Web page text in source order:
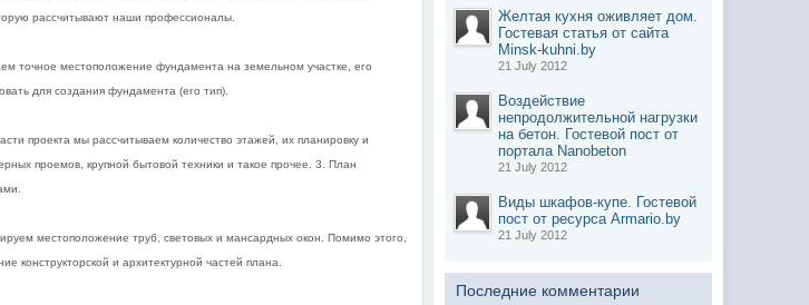
рассчитывают наши профессионалы.
точное местоположение фундамента на земельном участке, его
для создания фундамента (его тип).
проекта мы рассчитываем количество этажей, их планировку и
проемов, крупной бытовой техники и такое прочее. 3. План
местоположение труб, световых и мансардных окон. Помимо этого,
конструкторской и архитектурной частей плана.
Желтая кухня оживляет дом.
Гостевая статья от сайта
Minsk-kuhni.by
21 July 2012
Воздействие
непродолжительной нагрузки
на бетон. Гостевой пост от
портала Nanobeton
21 July 2012
Виды шкафов-купе. Гостевой
пост от ресурса Armario.by
21 July 2012
Последние комментарии